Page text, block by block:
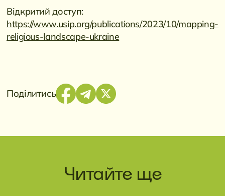
Відкритий доступ:
https://www.usip.org/publications/2023/10/mapping-
religious-landscape-ukraine
Поділитись
Читайте ще